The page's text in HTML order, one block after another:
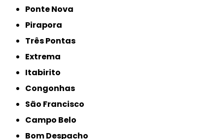
Ponte Nova
Pirapora
Três Pontas
Extrema
Itabirito
Congonhas
São Francisco
Campo Belo
Bom Despacho